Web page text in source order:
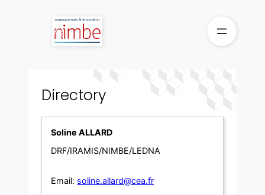
Directory
Soline ALLARD
DRF/IRAMIS/NIMBE/LEDNA
Email: soline.allard@cea.fr